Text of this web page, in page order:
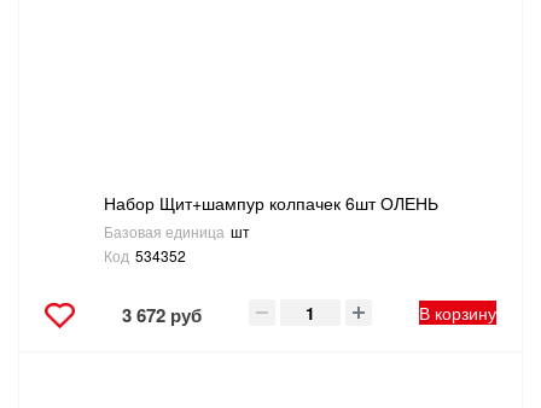
Набор Щит+шампур колпачек 6шт ОЛЕНЬ
Базовая единица шт
Код 534352
3 672 руб В корзину